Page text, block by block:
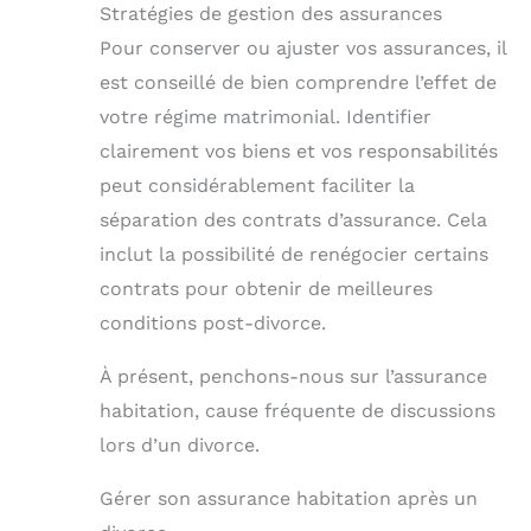
Stratégies de gestion des assurances
Pour conserver ou ajuster vos assurances, il
est conseillé de bien comprendre l’effet de
votre régime matrimonial. Identifier
clairement vos biens et vos responsabilités
peut considérablement faciliter la
séparation des contrats d’assurance. Cela
inclut la possibilité de renégocier certains
contrats pour obtenir de meilleures
conditions post-divorce.
À présent, penchons-nous sur l’assurance
habitation, cause fréquente de discussions
lors d’un divorce.
Gérer son assurance habitation après un